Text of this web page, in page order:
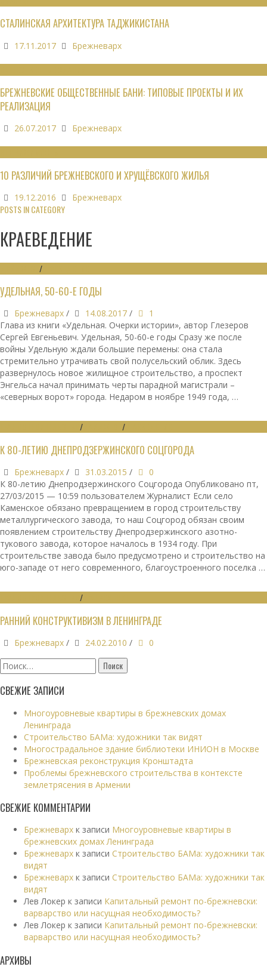
СТАЛИНСКАЯ АРХИТЕКТУРА ТАДЖИКИСТАНА
17.11.2017 Брежневарх
БРЕЖНЕВСКИЕ ОБЩЕСТВЕННЫЕ БАНИ: ТИПОВЫЕ ПРОЕКТЫ И ИХ
РЕАЛИЗАЦИЯ
26.07.2017 Брежневарх
10 РАЗЛИЧИЙ БРЕЖНЕВСКОГО И ХРУЩЁВСКОГО ЖИЛЬЯ
19.12.2016 Брежневарх
POSTS IN CATEGORY
КРАЕВЕДЕНИЕ
/
УДЕЛЬНАЯ, 50-60-Е ГОДЫ
Брежневарх / 14.08.2017 /
1
Глава из книги «Удельная. Очерки истории», автор Глезеров
Сергей Евгеньевич. Удельная, 50-60-е годы Сразу же после
войны Удельную ждали большие перемены: она стала
стремительно утрачивать свой полусельский облик. Здесь
развернулось новое жилищное строительство, а проспект
Энгельса начал принимать черты парадной магистрали –
«северных ворот» города. Недаром в ноябре 1949 года, …
/ /
К 80-ЛЕТИЮ ДНЕПРОДЗЕРЖИНСКОГО СОЦГОРОДА
Брежневарх / 31.03.2015 /
0
К 80-летию Днепродзержинского Соцгорода Опубликовано пт,
27/03/2015 — 10:59 пользователем Журналист Если село
Каменское обязано превращением в город строительству
металлургического завода, то наш Соцгород обязан своим
появлением строительству Днепродзержинского азотно-
тукового завода, которое началось в 1934 году. При
строительстве завода было предусмотрено и строительство на
юго-западе от него современного, благоустроенного поселка …
/
РАННИЙ КОНСТРУКТИВИЗМ В ЛЕНИНГРАДЕ
Брежневарх / 24.02.2010 /
0
Найти:
СВЕЖИЕ ЗАПИСИ
Многоуровневые квартиры в брежневских домах
Ленинграда
Строительство БАМа: художники так видят
Многострадальное здание библиотеки ИНИОН в Москве
Брежневская реконструкция Кронштадта
Проблемы брежневского строительства в контексте
землетрясения в Армении
СВЕЖИЕ КОММЕНТАРИИ
Брежневарх к записи Многоуровневые квартиры в
брежневских домах Ленинграда
Брежневарх к записи Строительство БАМа: художники так
видят
Брежневарх к записи Строительство БАМа: художники так
видят
Лев Локер к записи Капитальный ремонт по-брежневски:
варварство или насущная необходимость?
Лев Локер к записи Капитальный ремонт по-брежневски:
варварство или насущная необходимость?
АРХИВЫ